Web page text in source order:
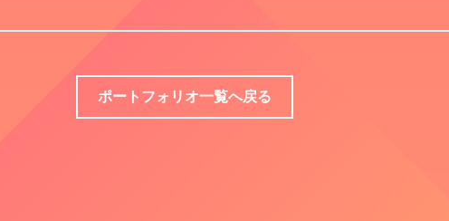
ポートフォリオ一覧へ戻る